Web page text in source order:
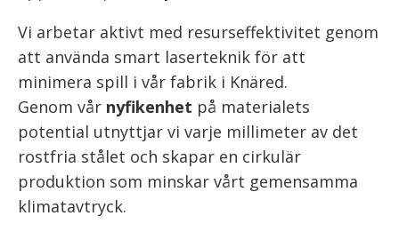
Vi arbetar aktivt med resurseffektivitet genom
att använda smart laserteknik för att
minimera spill i vår fabrik i Knäred.
Genom vår nyfikenhet på materialets
potential utnyttjar vi varje millimeter av det
rostfria stålet och skapar en cirkulär
produktion som minskar vårt gemensamma
klimatavtryck.